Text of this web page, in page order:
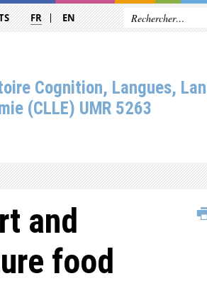
FR EN
Cognition, Langues,
(CLLE) UMR 5263
and
food